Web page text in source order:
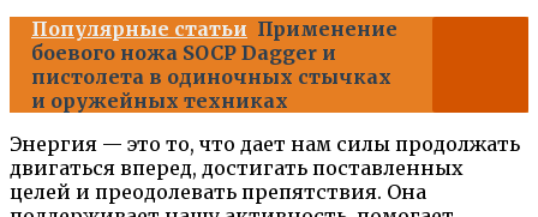
Популярные статьи Применение
боевого ножа SOCP Dagger и
пистолета в одиночных стычках
и оружейных техниках
Энергия — это то, что дает нам силы продолжать
двигаться вперед, достигать поставленных
целей и преодолевать препятствия. Она